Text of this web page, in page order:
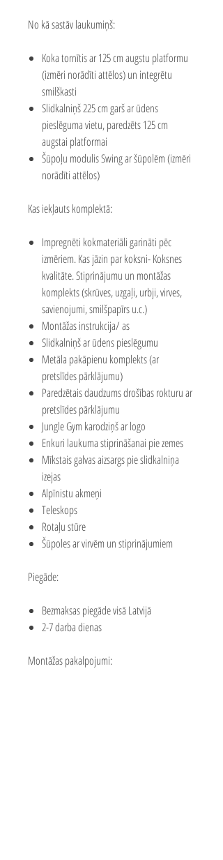
No kā sastāv laukumiņš:
Koka tornītis ar 125 cm augstu platformu
(izmēri norādīti attēlos) un integrētu
smilškasti
Slidkalniņš 225 cm garš ar ūdens
pieslēguma vietu, paredzēts 125 cm
augstai platformai
Šūpoļu modulis Swing ar šūpolēm (izmēri
norādīti attēlos)
Kas iekļauts komplektā:
Impregnēti kokmateriāli garināti pēc
izmēriem. Kas jāzin par koksni-Koksnes
kvalitāte.Stiprinājumu un montāžas
komplekts (skrūves, uzgaļi, urbji, virves,
savienojumi, smilšpapīrs u.c.)
Montāžas instrukcija/ as
Slidkalniņš ar ūdens pieslēgumu
Metāla pakāpienu komplekts (ar
pretslīdes pārklājumu)
Paredzētais daudzums drošības rokturu ar
pretslīdes pārklājumu
Jungle Gym karodziņš ar logo
Enkuri laukuma stiprināšanai pie zemes
Mīkstais galvas aizsargs pie slidkalniņa
izejas
Alpīnistu akmeņi
Teleskops
Rotaļu stūre
Šūpoles ar virvēm un stiprinājumiem
Piegāde:
Bezmaksas piegāde visā Latvijā
2-7 darba dienas
Montāžas pakalpojumi: